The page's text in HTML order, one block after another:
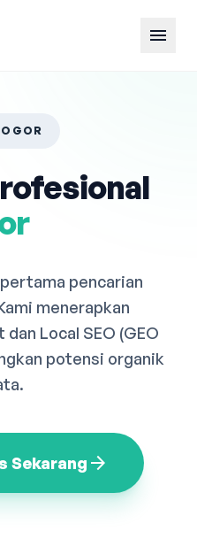
menu
pencarian
menerapkan
Local SEO (GEO
potensi organik
Sekarang arrow_forward